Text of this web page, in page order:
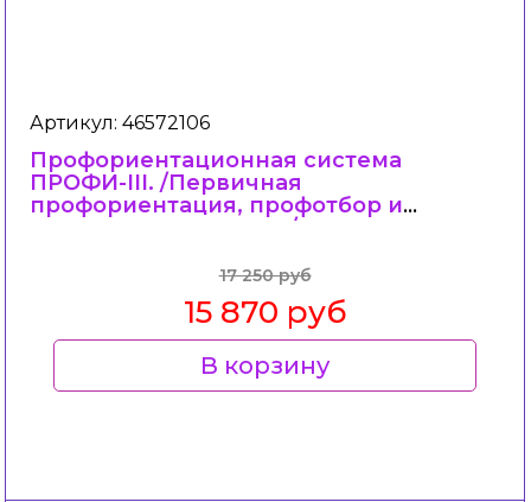
Артикул: 46572106
Профориентационная система
ПРОФИ-III. /Первичная
профориентация, профотбор и
движение персонала/.
17 250 руб
15 870 руб
В корзину